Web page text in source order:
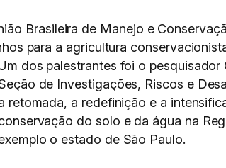
Brasileira de Manejo e
para a agricultura
dos palestrantes foi o
de Investigações, Riscos e
retomada, a redefinição e a
do solo e da água na
o estado de São Paulo.